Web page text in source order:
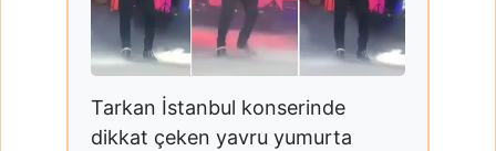
Tarkan İstanbul konserinde
dikkat çeken yavru yumurta